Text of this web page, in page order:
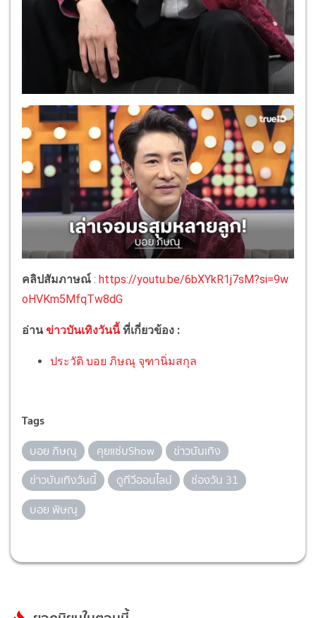
คลิปสัมภาษณ์ : https://youtu.be/6bXYkR1j7sM?si=9w
oHVKm5MfqTw8dG
อ่านข่าวบันเทิงวันนี้ ที่เกี่ยวข้อง :
ประวัติ บอย ภิษณุ จุฑานิ่มสกุล
Tags
บอย ภิษณุ คุยแซ่บShow
ข่าวบันเทิง
ข่าวบันเทิงวันนี้
ดูทีวีออนไลน์
ช่องวัน 31
บอย พิษณุ